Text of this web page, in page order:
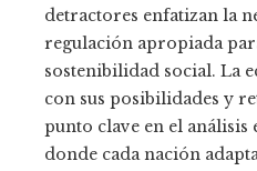
detractores enfatizan la
regulación apropiada
sostenibilidad social. La
con sus posibilidades y
punto clave en el
donde cada nación